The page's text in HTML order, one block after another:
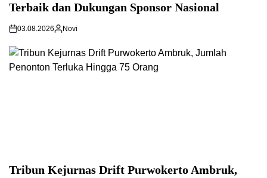
Terbaik dan Dukungan Sponsor Nasional
03.08.2026 Novi
Tribun Kejurnas Drift Purwokerto Ambruk,